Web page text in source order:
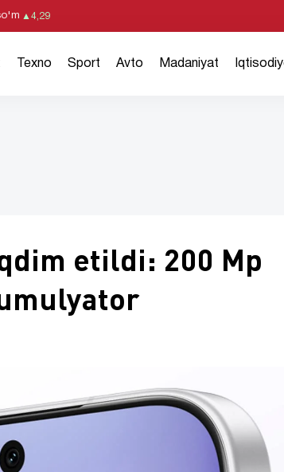
▲ 4,29
Texno Sport Avto Madaniyat
etildi: 200 Mp